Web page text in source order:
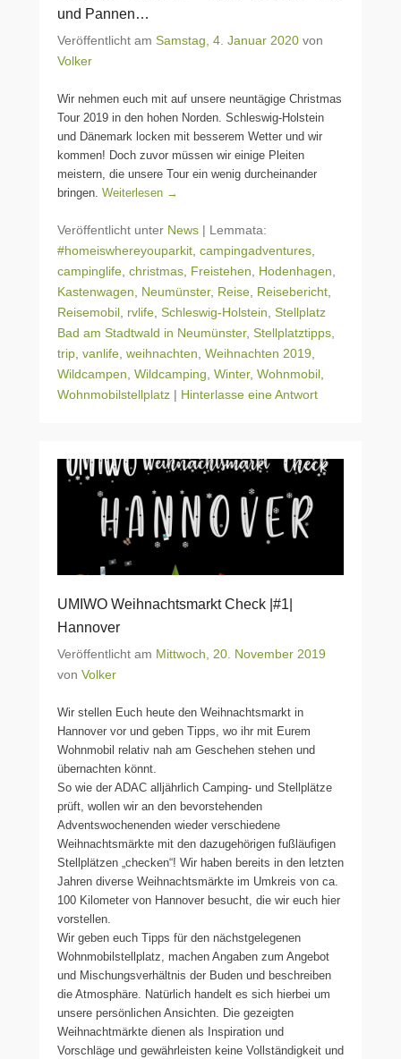
und Pannen…
Veröffentlicht am Samstag, 4. Januar 2020 von
Volker
Wir nehmen euch mit auf unsere neuntägige Christmas
Tour 2019 in den hohen Norden. Schleswig-Holstein
und Dänemark locken mit besserem Wetter und wir
kommen! Doch zuvor müssen wir einige Pleiten
meistern, die unsere Tour ein wenig durcheinander
bringen. Weiterlesen →
Veröffentlicht unter News | Lemmata:
#homeiswhereyouparkit campingadventures
campinglife christmas Freistehen Hodenhagen
Kastenwagen
Neumünster, Reise Reisebericht
Reisemobil rvlife Schleswig-Holstein Stellplatz
Bad am Stadtwald in Neumünster, Stellplatztipps
trip vanlife weihnachten Weihnachten 2019
Wildcampen Wildcamping Winter, Wohnmobil
Wohnmobilstellplatz | Hinterlasse eine Antwort
UMIWO Weihnachtsmarkt Check |#1|
Hannover
Veröffentlicht am Mittwoch, 20. November 2019
von Volker
Wir stellen Euch heute den Weihnachtsmarkt in
Hannover vor und geben Tipps, wo ihr mit Eurem
Wohnmobil relativ nah am Geschehen stehen und
übernachten könnt.
So wie der ADAC alljährlich Camping- und Stellplätze
prüft, wollen wir an den bevorstehenden
Adventswochenenden wieder verschiedene
Weihnachtsmärkte mit den dazugehörigen fußläufigen
Stellplätzen „checken“! Wir haben bereits in den letzten
Jahren diverse Weihnachtsmärkte im Umkreis von ca.
100 Kilometer von Hannover besucht, die wir euch hier
vorstellen.
Wir geben euch Tipps für den nächstgelegenen
Wohnmobilstellplatz, machen Angaben zum Angebot
und Mischungsverhältnis der Buden und beschreiben
die Atmosphäre. Natürlich handelt es sich hierbei um
unsere persönlichen Ansichten. Die gezeigten
Weihnachtmärkte dienen als Inspiration und
Vorschläge und gewährleisten keine Vollständigkeit und